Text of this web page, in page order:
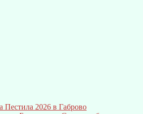
Пестила 2026 в Габрово